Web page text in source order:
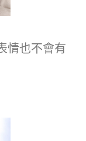
情也不會有